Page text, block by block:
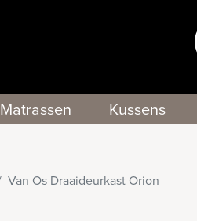
Matrassen Kussens
Van Os Draaideurkast Orion